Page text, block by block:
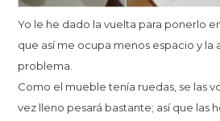
Yo le he dado la vuelta para ponerlo
que así me ocupa menos espacio y la
problema.
Como el mueble tenía ruedas, se las
vez lleno pesará bastante; así que las